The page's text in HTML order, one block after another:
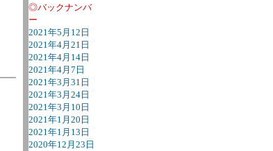
◎バックナンバ
ー
2021年5月12日
2021年4月21日
2021年4月14日
2021年4月7日
2021年3月31日
2021年3月24日
2021年3月10日
2021年1月20日
2021年1月13日
2020年12月23日